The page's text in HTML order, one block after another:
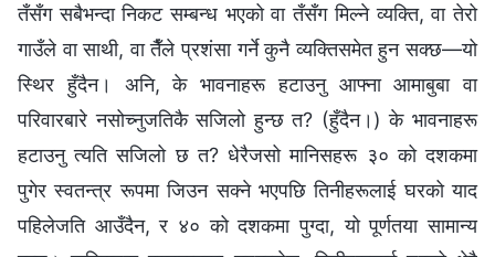
तँसँग सबैभन्दा निकट सम्बन्ध भएको वा तँसँग मिल्ने व्यक्ति, वा तेरो
गाउँले वा साथी, वा तैँले प्रशंसा गर्ने कुनै व्यक्तिसमेत हुन सक्छ—यो
स्थिर हुँदैन। अनि, के भावनाहरू हटाउनु आफ्ना आमाबुबा वा
परिवारबारे नसोच्नुजतिकै सजिलो हुन्छ त? (हुँदैन।) के भावनाहरू
हटाउनु त्यति सजिलो छ त? धेरैजसो मानिसहरू ३० को दशकमा
पुगेर स्वतन्त्र रूपमा जिउन सक्ने भएपछि तिनीहरूलाई घरको याद
पहिलेजति आउँदैन, र ४० को दशकमा पुग्दा, यो पूर्णतया सामान्य